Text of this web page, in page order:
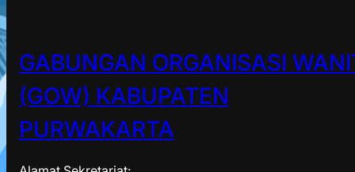
GABUNGAN ORGANISASI
(GOW) KABUPATEN
PURWAKARTA